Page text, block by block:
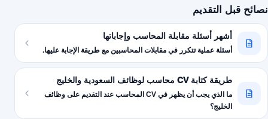
نصائح قبل التقديم
أشهر أسئلة مقابلة المحاسب وإجاباتها
أسئلة عملية تتكرر في مقابلات المحاسبين مع طريقة الإجابة عليها.
طريقة كتابة CV محاسب لوظائف السعودية والخليج
ما الذي يجب أن يظهر في CV المحاسب عند التقديم على وظائف
الخليج؟